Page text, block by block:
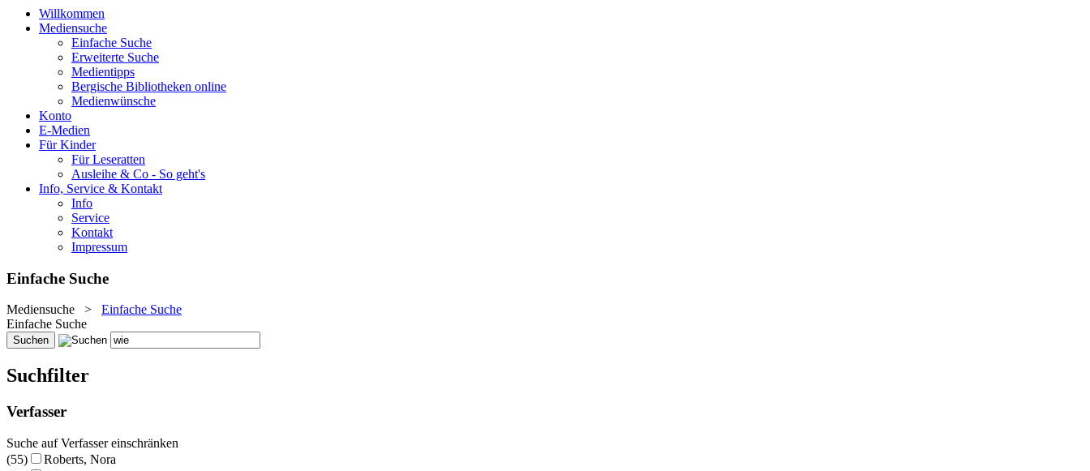
Willkommen
Mediensuche
Einfache Suche
Erweiterte Suche
Medientipps
Bergische Bibliotheken online
Medienwünsche
Konto
E-Medien
Für Kinder
Für Leseratten
Ausleihe & Co - So geht's
Info, Service & Kontakt
Info
Service
Kontakt
Impressum
Einfache Suche
Mediensuche > Einfache Suche
Einfache Suche
Suchfilter
Verfasser
Suche auf Verfasser einschränken
(55)
Roberts, Nora